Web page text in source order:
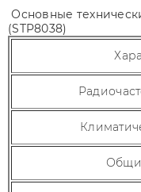
Основные
(STP8038)